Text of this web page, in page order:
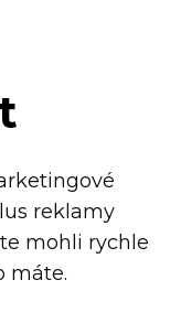
reklamy
mohli rychle
máte.